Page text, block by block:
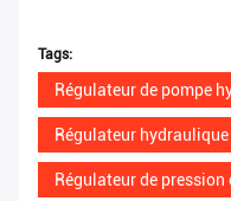
Tags:
Régulateur de pompe
Régulateur
Régulateur de pression